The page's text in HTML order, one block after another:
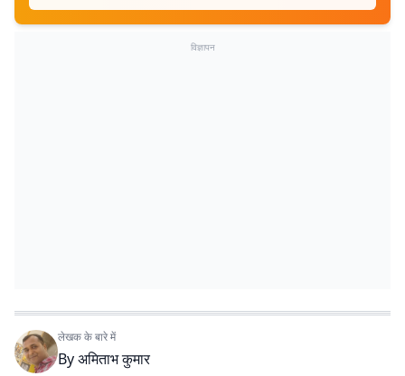
विज्ञापन
लेखक के बारे में
Byअमिताभ कुमार